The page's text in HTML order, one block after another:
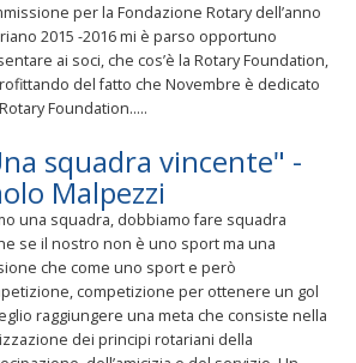
per la Fondazione Rotary dell’anno
2015 -2016 mi è parso opportuno
ai soci, che cos’è la Rotary Foundation,
del fatto che Novembre è dedicato
Foundation.....
squadra vincente" -
Malpezzi
una squadra, dobbiamo fare squadra
se il nostro non è uno sport ma una
che come uno sport e però
competizione per ottenere un gol
raggiungere una meta che consiste nella
dei principi rotariani della